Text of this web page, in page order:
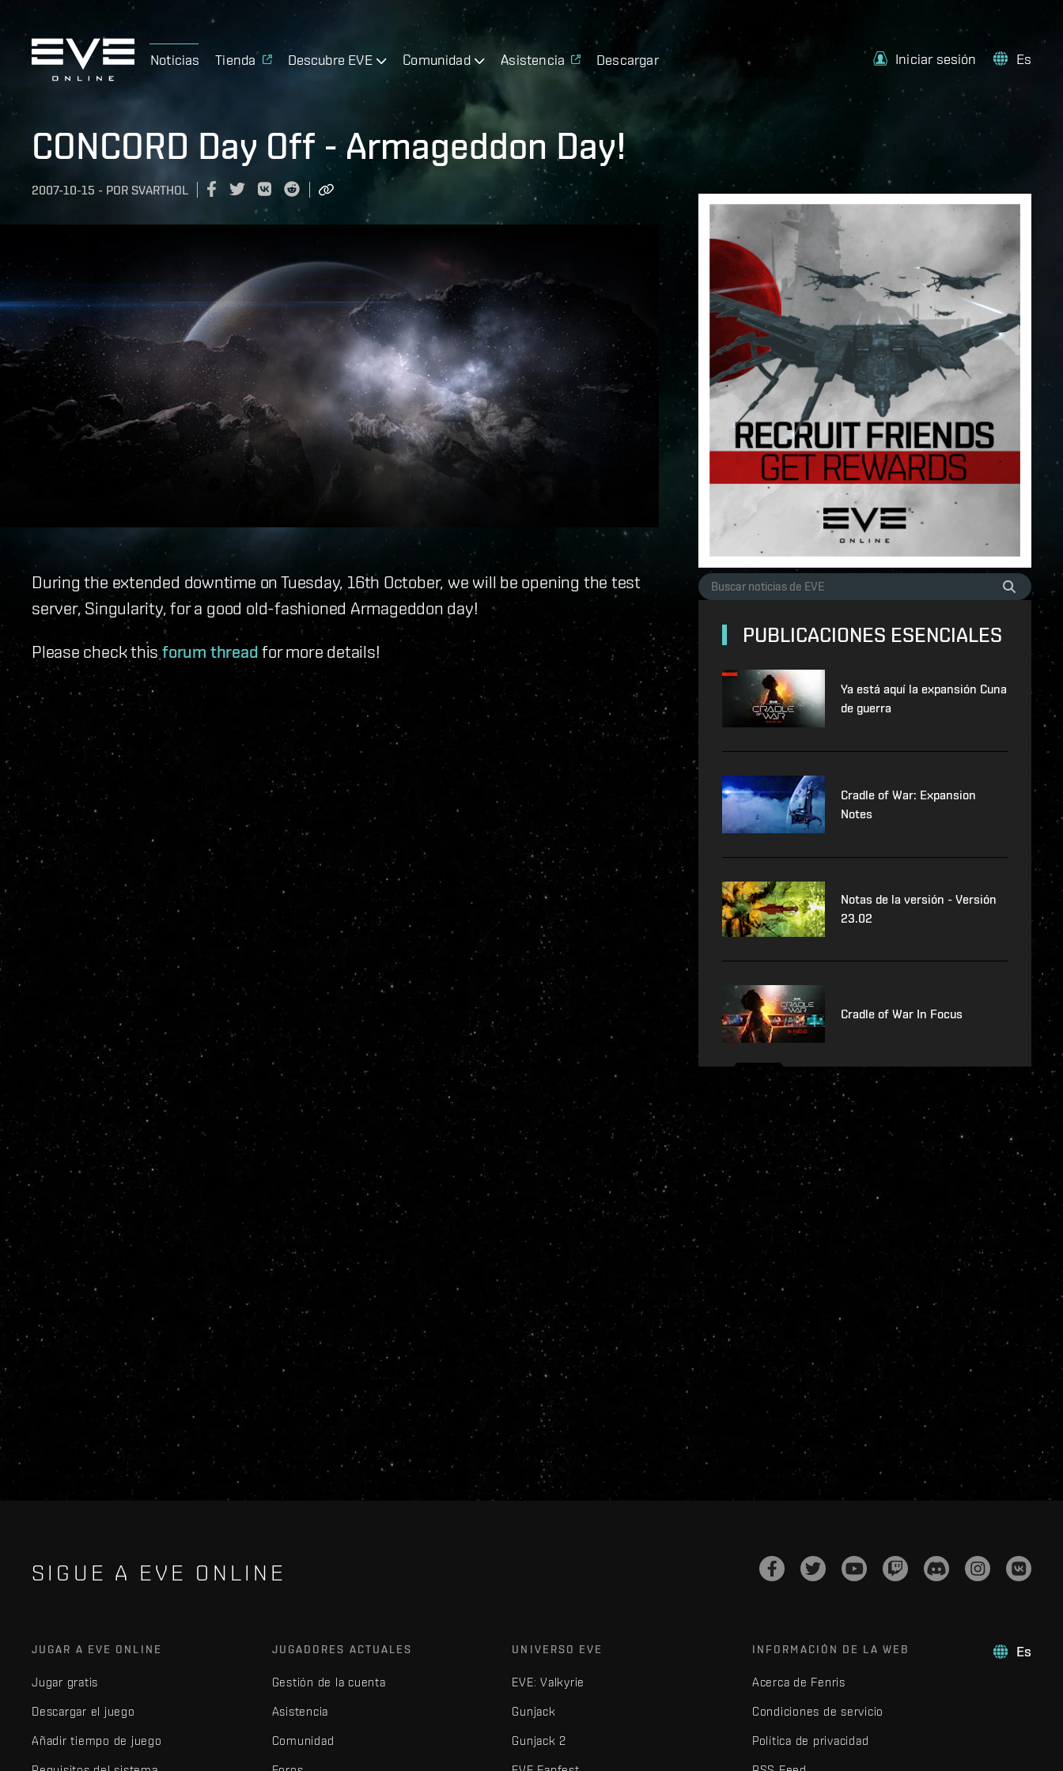
Noticias Tienda Descubre EVE Comunidad Asistencia Descargar Iniciar sesión Es
CONCORD Day Off - Armageddon Day!
2007-10-15 - POR SVARTHOL
During the extended downtime on Tuesday, 16th October, we will be opening the test
server, Singularity, for a good old-fashioned Armageddon day!
Please check thisforum thread for more details!
PUBLICACIONES ESENCIALES
Ya está aquí la expansión Cuna
de guerra
Cradle of War: Expansion
Notes
Notas de la versión - Versión
23.02
Cradle of War In Focus
SIGUE A EVE ONLINE
Es
JUGAR A EVE ONLINE
Jugar gratis
Descargar el juego
Añadir tiempo de juego
JUGADORES ACTUALES
Gestión de la cuenta
Asistencia
Comunidad
UNIVERSO EVE
EVE: Valkyrie
Gunjack
Gunjack 2
INFORMACIÓN DE LA WEB
Acerca de Fenris
Condiciones de servicio
Política de privacidad